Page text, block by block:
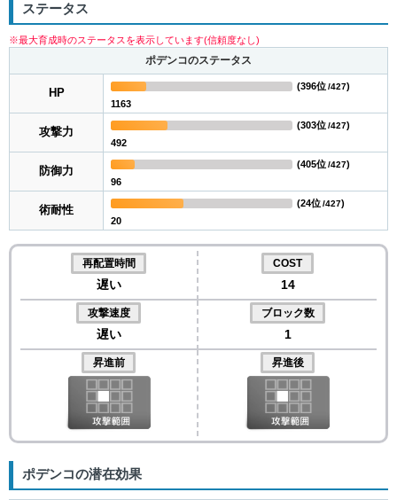
ステータス
※最大育成時のステータスを表示しています(信頼度なし)
ポデンコのステータス
HP
1163
(396位/427)
攻撃力
492
(303位/427)
防御力
96
(405位/427)
術耐性
20
(24位/427)
再配置時間
遅い
COST
14
攻撃速度
遅い
ブロック数
1
昇進前 昇進後
ポデンコの潜在効果